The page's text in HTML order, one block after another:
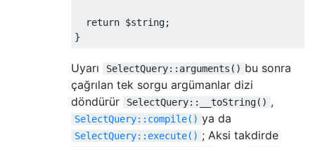
return $string;
}
Uyarı SelectQuery::arguments() bu sonra
çağrılan tek sorgu argümanlar dizi
döndürür
SelectQuery::__toString() ,
SelectQuery::compile() ya da
SelectQuery::execute() ; Aksi takdirde